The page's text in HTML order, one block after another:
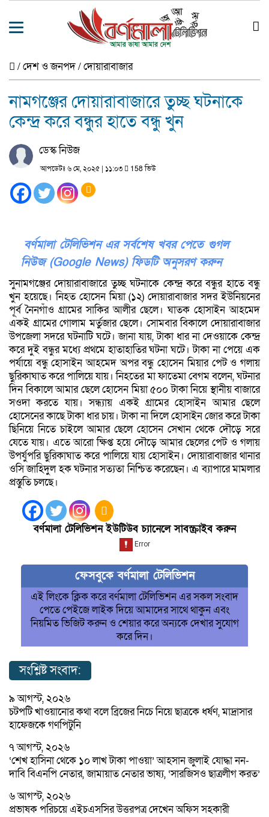
/দেশ ও জনপদ/দোয়ারাবাজার
নামগঞ্জের দোয়ারাবাজারে তুচ্ছ ঘটনাকে
কেন্দ্র করে বন্ধুর হাতে বন্ধু খুন
ডেস্ক নিউজ
আপডেটঃ ৬ মে, ২০২৫ | ১১:০৩ 158 ভিউ
বর্ণমালা টেলিভিশন এর সর্বশেষ খবর পেতে গুগল
নিউজ (Google News) ফিডটি অনুসরণ করুন
সুনামগঞ্জের দোয়ারাবাজারে তুচ্ছ ঘটনাকে কেন্দ্র করে বন্ধুর হাতে বন্ধু
খুন হয়েছে। নিহত হোসেন মিয়া (১২) দোয়ারাবাজার সদর ইউনিয়নের
পূর্ব নৈনগাঁও গ্রামের সাকির আলীর ছেলে। ঘাতক হোসাইন আহমেদ
একই গ্রামের গোলাম মর্তুজার ছেলে। সোমবার বিকালে দোয়ারাবাজার
উপজেলা সদরে ঘটনাটি ঘটে। জানা যায়, টাকা ধার না দেওয়াকে কেন্দ্র
করে দুই বন্ধুর মধ্যে প্রথমে হাতাহাতির ঘটনা ঘটে। টাকা না পেয়ে এক
পর্যায়ে বন্ধু হোসাইন আহমেদ অপর বন্ধু হোসেন মিয়ার পেট ও গলায়
ছুরিকাঘাত করে পালিয়ে যায়। নিহতের মা ফাতেমা বেগম বলেন, ঘটনার
দিন বিকালে আমার ছেলে হোসেন মিয়া ৫০০ টাকা নিয়ে স্থানীয় বাজারে
সওদা করতে যায়। সন্ধ্যায় একই গ্রামের হোসাইন আমার ছেলে
হোসেনের কাছে টাকা ধার চায়। টাকা না দিলে হোসাইন জোর করে টাকা
ছিনিয়ে নিতে চাইলে আমার ছেলে হোসেন সেখান থেকে দৌড়ে সরে
যেতে যায়। এতে আরো ক্ষিপ্ত হয়ে দৌড়ে আমার ছেলের পেট ও গলায়
উপর্যুপরি ছুরিকাঘাত করে পালিয়ে যায় হোসাইন। দোয়ারাবাজার থানার
ওসি জাহিদুল হক ঘটনার সত্যতা নিশ্চিত করেছেন। এ ব্যাপারে মামলার
প্রস্তুতি চলছে।
বর্ণমালা টেলিভিশন ইউটিউব চ্যানেলে সাবস্ক্রাইব করুন
ফেসবুকে বর্ণমালা টেলিভিশন
এই লিংকে ক্লিক করে বর্ণমালা টেলিভিশন এর সকল সংবাদ
পেতে পেইজে লাইক দিয়ে আমাদের সাথে থাকুন এবং
নিয়মিত ভিজিট করুন ও শেয়ার করে অন্যকে দেখার সুযোগ
করে দিন।
সংশ্লিষ্ট সংবাদ:
৯ আগস্ট, ২০২৬
চটপটি খাওয়ানোর কথা বলে ব্রিজের নিচে নিয়ে ছাত্রকে ধর্ষণ, মাদ্রাসার
হাফেজকে গণপিটুনি
৭ আগস্ট, ২০২৬
‘শেখ হাসিনা থেকে ১০ লাখ টাকা পাওয়া’ আহসান জুলাই যোদ্ধা নন-
দাবি বিএনপি নেতার, জামায়াত নেতার ভাষ্য, ‘সারজিসও ছাত্রলীগ করত’
৬ আগস্ট, ২০২৬
প্রভাষক পরিচয়ে এইচএসসির উত্তরপত্র দেখেন অফিস সহকারী